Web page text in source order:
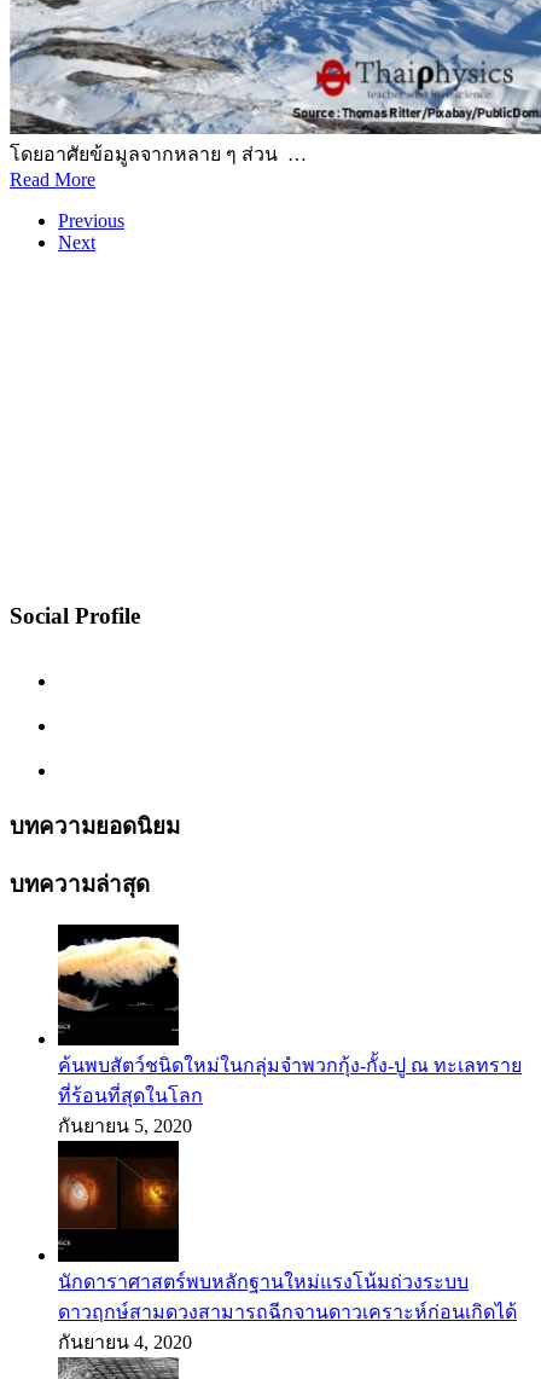
โดยอาศัยข้อมูลจากหลาย ๆ ส่วน …
Read More
Previous
Next
Social Profile
บทความยอดนิยม
บทความล่าสุด
ค้นพบสัตว์ชนิดใหม่ในกลุ่มจำพวกกุ้ง-กั้ง-ปู ณ ทะเลทราย
ที่ร้อนที่สุดในโลก
กันยายน 5, 2020
นักดาราศาสตร์พบหลักฐานใหม่แรงโน้มถ่วงระบบ
ดาวฤกษ์สามดวงสามารถฉีกจานดาวเคราะห์ก่อนเกิดได้
กันยายน 4, 2020